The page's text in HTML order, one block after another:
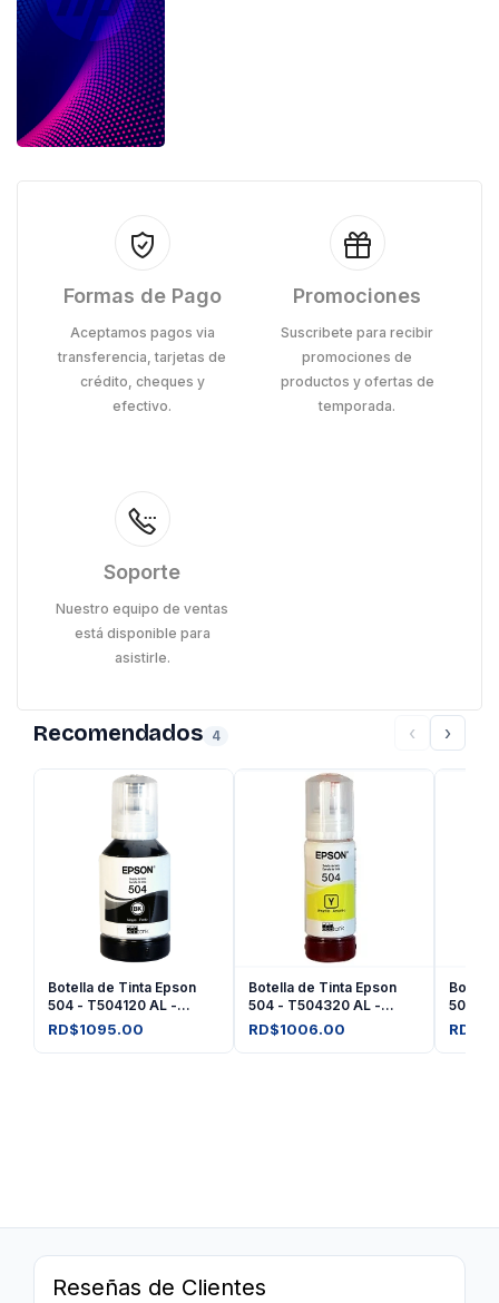
Formas de Pago
Aceptamos pagos via
transferencia, tarjetas de
crédito, cheques y
efectivo.
Promociones
Suscribete para recibir
promociones de
productos y ofertas de
temporada.
Soporte
Nuestro equipo de ventas
está disponible para
asistirle.
Recomendados 4 ‹ ›
Botella de Tinta Epson
504 - T504120 AL -
Negro
RD$1095.00
Botella de Tinta Epson
504 - T504320 AL -
Amarilla
RD$1006.00
Botella
504 -
Reseñas de Clientes